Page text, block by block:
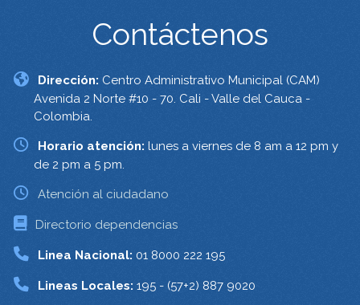
Contáctenos
Dirección: Centro Administrativo Municipal (CAM)
Avenida 2 Norte #10 - 70. Cali - Valle del Cauca -
Colombia.
Horario atención: lunes a viernes de 8 am a 12 pm y
de 2 pm a 5 pm.
Atención al ciudadano
Directorio dependencias
Linea Nacional: 01 8000 222 195
Lineas Locales: 195 - (57+2) 887 9020